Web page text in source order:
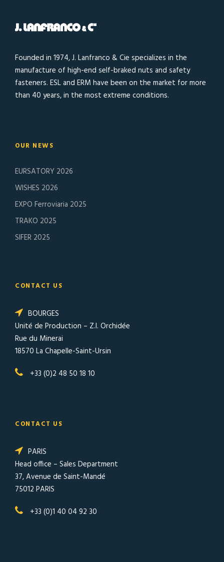
Founded in 1974, J. Lanfranco & Cie specializes in the
manufacture of high-end self-braked nuts and safety
fasteners. ESL and ERM have been on the market for more
than 40 years, in the most extreme conditions.
OUR NEWS
EURSATORY 2026
WISHES 2026
EXPO Ferroviaria 2025
TRAKO 2025
SIFER 2025
CONTACT US
BOURGES
Unité de Production – Z.I. Orchidée
Rue du Minerai
18570 La Chapelle-Saint-Ursin
+33 (0)2 48 50 18 10
CONTACT US
PARIS
Head office – Sales Department
37, Avenue de Saint-Mandé
75012 PARIS
+33 (0)1 40 04 92 30